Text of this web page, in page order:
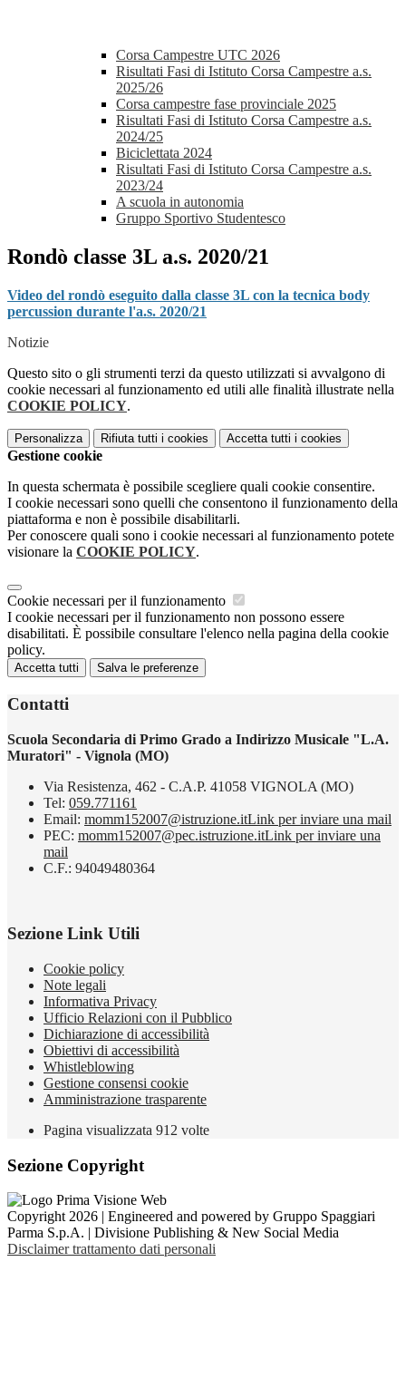
Corsa Campestre UTC 2026
Risultati Fasi di Istituto Corsa Campestre a.s.
2025/26
Corsa campestre fase provinciale 2025
Risultati Fasi di Istituto Corsa Campestre a.s.
2024/25
Biciclettata 2024
Risultati Fasi di Istituto Corsa Campestre a.s.
2023/24
A scuola in autonomia
Gruppo Sportivo Studentesco
Rondò classe 3L a.s. 2020/21
Video del rondò eseguito dalla classe 3L con la tecnica body
percussion durante l'a.s. 2020/21
Notizie
Questo sito o gli strumenti terzi da questo utilizzati si avvalgono di
cookie necessari al funzionamento ed utili alle finalità illustrate nella
COOKIE POLICY.
Personalizza Rifiuta tutti i cookies Accetta tutti i cookies
Gestione cookie
In questa schermata è possibile scegliere quali cookie consentire.
I cookie necessari sono quelli che consentono il funzionamento della
piattaforma e non è possibile disabilitarli.
Per conoscere quali sono i cookie necessari al funzionamento potete
visionare la COOKIE POLICY.
Cookie necessari per il funzionamento
I cookie necessari per il funzionamento non possono essere
disabilitati. È possibile consultare l'elenco nella pagina della cookie
policy.
Accetta tutti Salva le preferenze
Contatti
Scuola Secondaria di Primo Grado a Indirizzo Musicale "L.A.
Muratori" - Vignola (MO)
Via Resistenza, 462 - C.A.P. 41058 VIGNOLA (MO)
Tel: 059.771161
Email: momm152007@istruzione.itLink per inviare una mail
PEC: momm152007@pec.istruzione.itLink per inviare una
mail
C.F.: 94049480364
Sezione Link Utili
Cookie policy
Note legali
Informativa Privacy
Ufficio Relazioni con il Pubblico
Dichiarazione di accessibilità
Obiettivi di accessibilità
Whistleblowing
Gestione consensi cookie
Amministrazione trasparente
Pagina visualizzata 912 volte
Sezione Copyright
Copyright 2026 | Engineered and powered by Gruppo Spaggiari
Parma S.p.A. | Divisione Publishing & New Social Media
Disclaimer trattamento dati personali